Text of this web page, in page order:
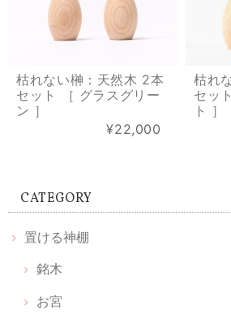
枯れない榊：天然木 2本
セット ［ グラスグリー
ン ］
¥22,000
枯れ
セッ
ト ］
CATEGORY
置ける神棚
銘木
お宮